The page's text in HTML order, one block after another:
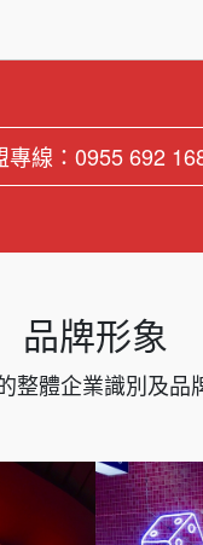
專線：0955 692
品牌形象
整體企業識別及品